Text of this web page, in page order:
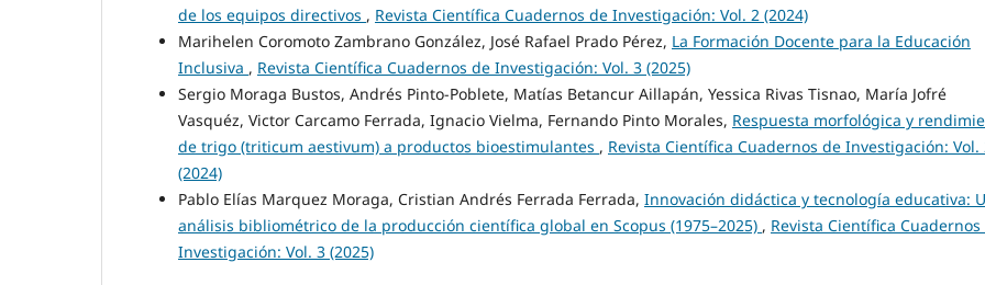
de los equipos directivos , Revista Científica Cuadernos de Investigación: Vol. 2 (2024)
Marihelen Coromoto Zambrano González, José Rafael Prado Pérez, La Formación Docente para la Educación
Inclusiva , Revista Científica Cuadernos de Investigación: Vol. 3 (2025)
Sergio Moraga Bustos, Andrés Pinto-Poblete, Matías Betancur Aillapán, Yessica Rivas Tisnao, María Jofré
Vasquéz, Victor Carcamo Ferrada, Ignacio Vielma, Fernando Pinto Morales, Respuesta morfológica y
de trigo (triticum aestivum) a productos bioestimulantes , Revista Científica Cuadernos de Investigación: Vol.
(2024)
Pablo Elías Marquez Moraga, Cristian Andrés Ferrada Ferrada, Innovación didáctica y tecnología educativa:
análisis bibliométrico de la producción científica global en Scopus (1975–2025) , Revista Científica Cuadernos
Investigación: Vol. 3 (2025)